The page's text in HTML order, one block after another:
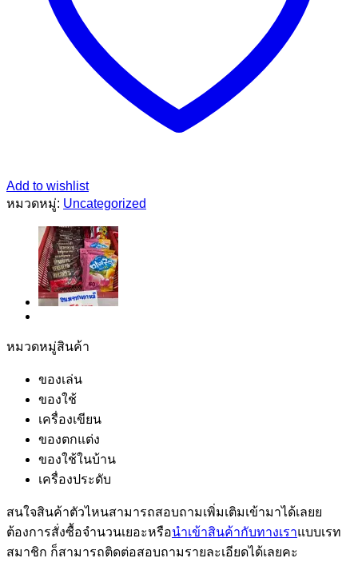
Add to wishlist
หมวดหมู่: Uncategorized
หมวดหมู่สินค้า
ของเล่น
ของใช้
เครื่องเขียน
ของตกแต่ง
ของใช้ในบ้าน
เครื่องประดับ
สนใจสินค้าตัวไหนสามารถสอบถามเพิ่มเติมเข้ามาได้เลยย
ต้องการสั่งซื้อจำนวนเยอะหรือนำเข้าสินค้ากับทางเราแบบเรท
สมาชิก ก็สามารถติดต่อสอบถามรายละเอียดได้เลยคะ